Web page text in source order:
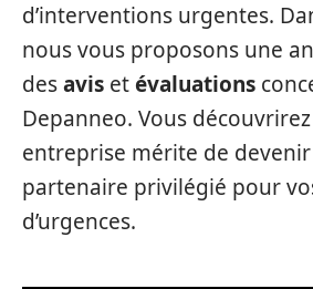
d’interventions urgentes.
nous vous proposons une
desavis etévaluations
Depanneo. Vous
entreprise mérite de
partenaire privilégié pour
d’urgences.